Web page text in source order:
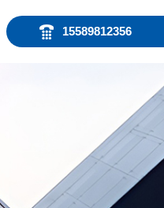
15589812356